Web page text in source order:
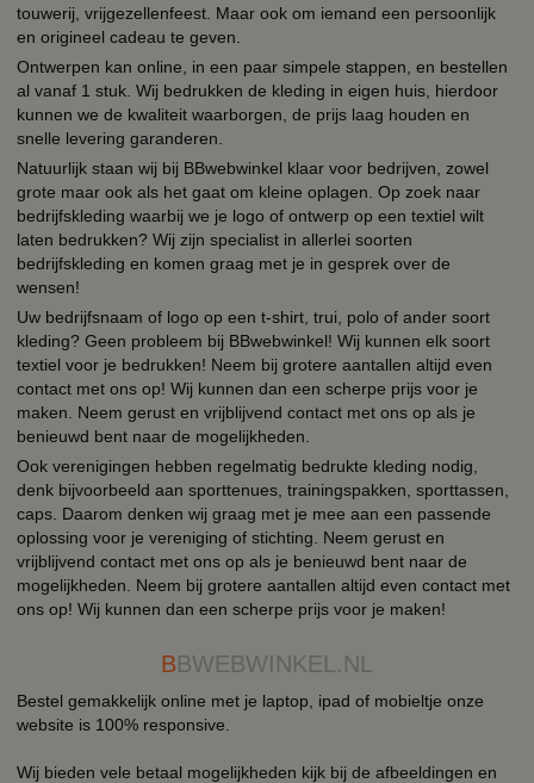
touwerij, vrijgezellenfeest. Maar ook om iemand een persoonlijk
en origineel cadeau te geven.
Ontwerpen kan online, in een paar simpele stappen, en bestellen
al vanaf 1 stuk. Wij bedrukken de kleding in eigen huis, hierdoor
kunnen we de kwaliteit waarborgen, de prijs laag houden en
snelle levering garanderen.
Natuurlijk staan wij bij BBwebwinkel klaar voor bedrijven, zowel
grote maar ook als het gaat om kleine oplagen. Op zoek naar
bedrijfskleding waarbij we je logo of ontwerp op een textiel wilt
laten bedrukken? Wij zijn specialist in allerlei soorten
bedrijfskleding en komen graag met je in gesprek over de
wensen!
Uw bedrijfsnaam of logo op een t-shirt, trui, polo of ander soort
kleding? Geen probleem bij BBwebwinkel! Wij kunnen elk soort
textiel voor je bedrukken! Neem bij grotere aantallen altijd even
contact met ons op! Wij kunnen dan een scherpe prijs voor je
maken. Neem gerust en vrijblijvend contact met ons op als je
benieuwd bent naar de mogelijkheden.
Ook verenigingen hebben regelmatig bedrukte kleding nodig,
denk bijvoorbeeld aan sporttenues, trainingspakken, sporttassen,
caps. Daarom denken wij graag met je mee aan een passende
oplossing voor je vereniging of stichting. Neem gerust en
vrijblijvend contact met ons op als je benieuwd bent naar de
mogelijkheden. Neem bij grotere aantallen altijd even contact met
ons op! Wij kunnen dan een scherpe prijs voor je maken!
BBWEBWINKEL.NL
Bestel gemakkelijk online met je laptop, ipad of mobieltje onze
website is 100% responsive.
Wij bieden vele betaal mogelijkheden kijk bij de afbeeldingen en